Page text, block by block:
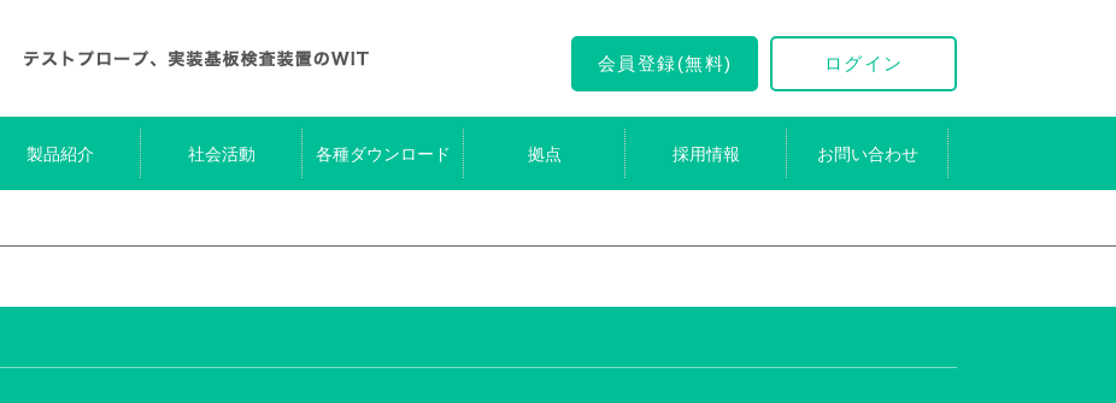
会員登録(無料) ログイン
製品紹介 社会活動 各種ダウンロード 拠点 採用情報 お問い合わせ